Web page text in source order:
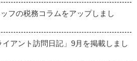
フの税務コラムをアップしまし
イアント訪問日記」9月を掲載しまし